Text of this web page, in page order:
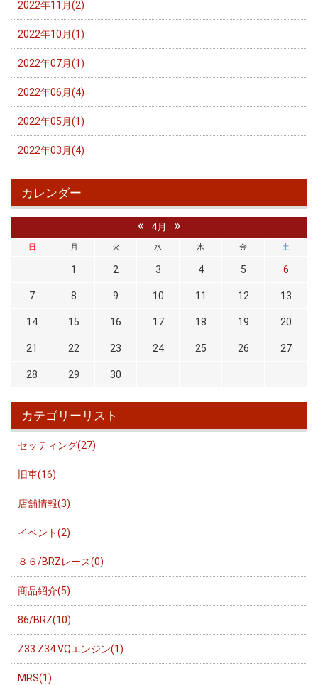
2022年11月(2)
2022年10月(1)
2022年07月(1)
2022年06月(4)
2022年05月(1)
2022年03月(4)
カレンダー
« 4月 »
日 月 火 水 木 金 土
1 2 3 4 5 6
7 8 9 10 11 12 13
14 15 16 17 18 19 20
21 22 23 24 25 26 27
28 29 30
カテゴリーリスト
セッティング(27)
旧車(16)
店舗情報(3)
イベント(2)
８６/BRZレース(0)
商品紹介(5)
86/BRZ(10)
Z33.Z34.VQエンジン(1)
MRS(1)